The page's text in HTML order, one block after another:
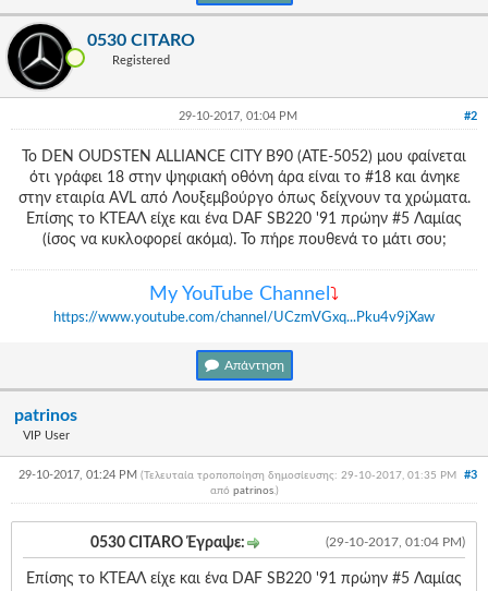
Σύνδεση
Εγγραφή
0530 CITARO
Registered
#2
29-10-2017, 01:04 PM
To DEN OUDSTEN ALLIANCE CITY B90 (ATE-5052) μου φαίνεται
ότι γράφει 18 στην ψηφιακή οθόνη άρα είναι το #18 και άνηκε
στην εταιρία ΑVL από Λουξεμβούργο όπως δείχνουν τα χρώματα.
Επίσης το ΚΤΕΑΛ είχε και ένα DAF SB220 '91 πρώην #5 Λαμίας
(ίσος να κυκλοφορεί ακόμα). Το πήρε πουθενά το μάτι σου;
Μy YouTube Channel ⤵
https://www.youtube.com/channel/UCzmVGxq...Pku4v9jXaw
Απάντηση
patrinos
VIP User
#3
29-10-2017, 01:24 PM (Τελευταία τροποποίηση δημοσίευσης: 29-10-2017, 01:35 PM
από patrinos.)
(29-10-2017, 01:04 PM)
0530 CITARO Έγραψε:
Επίσης το ΚΤΕΑΛ είχε και ένα DAF SB220 '91 πρώην #5 Λαμίας